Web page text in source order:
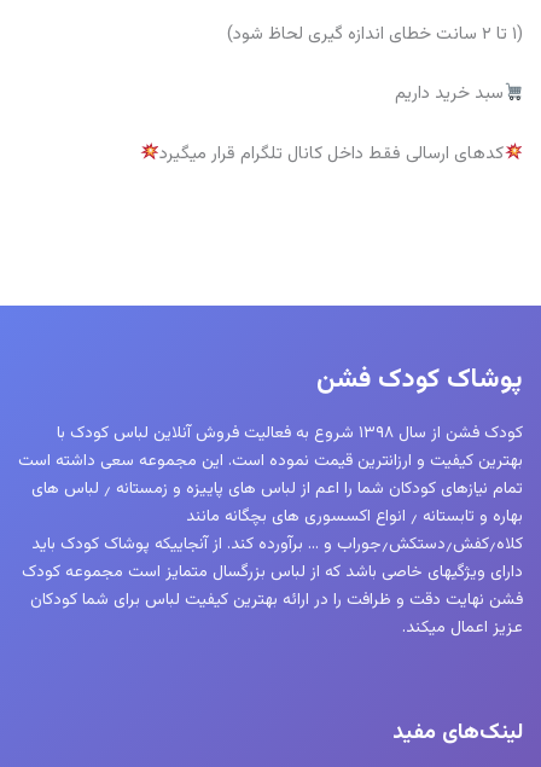
(۱ تا ۲ سانت خطای اندازه گیری لحاظ شود)
سبد خرید داریم
کدهای ارسالی فقط داخل کانال تلگرام قرار میگیرد
پوشاک کودک فشن
کودک فشن از سال ۱۳۹۸ شروع به فعالیت فروش آنلاین لباس کودک با
بهترین کیفیت و ارزانترین قیمت نموده است. این مجموعه سعی داشته است
تمام نیازهای کودکان شما را اعم از لباس های پاییزه و زمستانه ٫ لباس های
بهاره و تابستانه ٫ انواع اکسسوری های بچگانه مانند
کلاه٫کفش٫دستکش٫جوراب و … برآورده کند. از آنجاییکه پوشاک کودک باید
دارای ویژگیهای خاصی باشد که از لباس بزرگسال متمایز است مجموعه کودک
فشن نهایت دقت و ظرافت را در ارائه بهترین کیفیت لباس برای شما کودکان
عزیز اعمال میکند.
لینک‌های مفید